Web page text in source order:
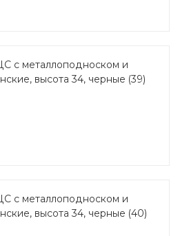
с металлоподноском и
высота 34, черные (39)
с металлоподноском и
высота 34, черные (40)